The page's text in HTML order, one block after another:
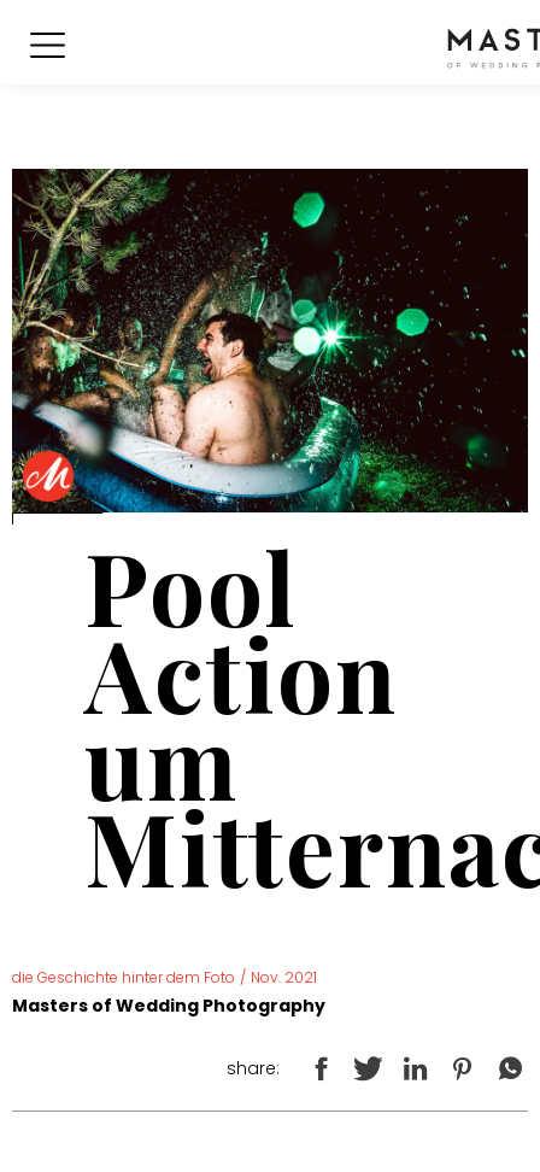
Pool
Action
um
die Geschichte hinter dem Foto / Nov. 2021
Masters of Wedding Photography
share: